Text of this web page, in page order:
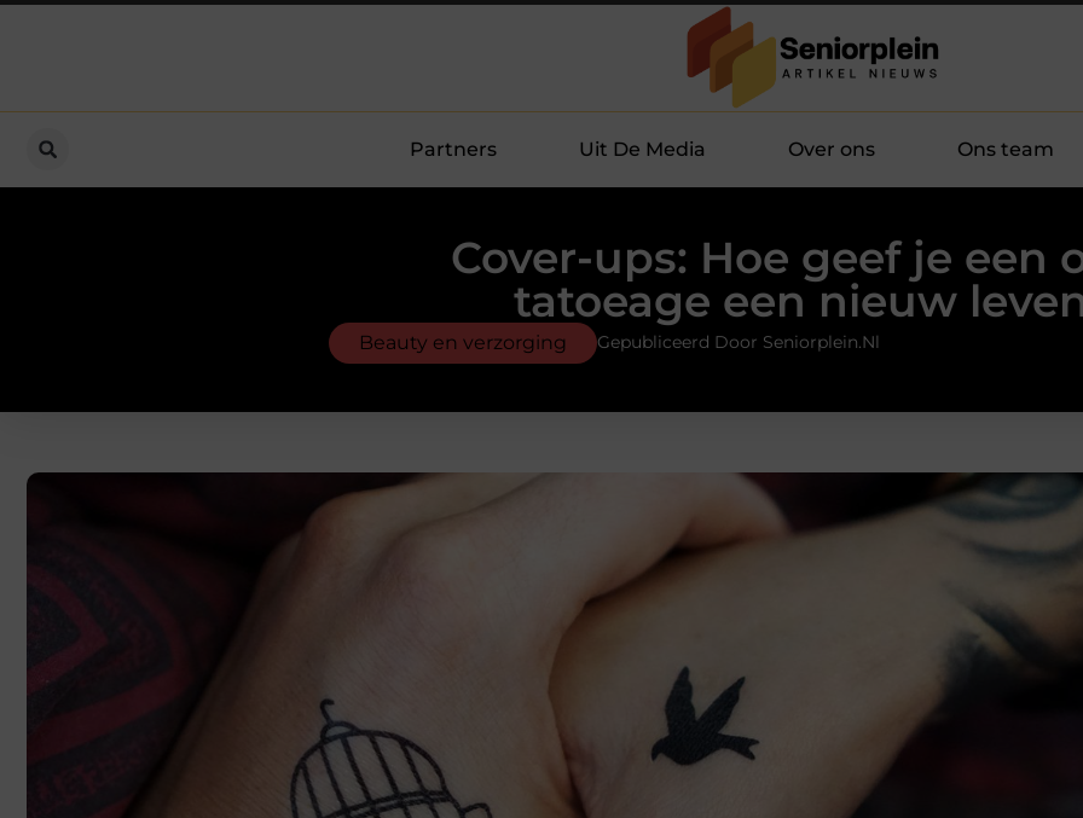
Partners Uit De Media Over ons Ons team
Cover-ups: Hoe geef je een
tatoeage een nieuw
Beauty en verzorging Gepubliceerd Door Seniorplein.nl